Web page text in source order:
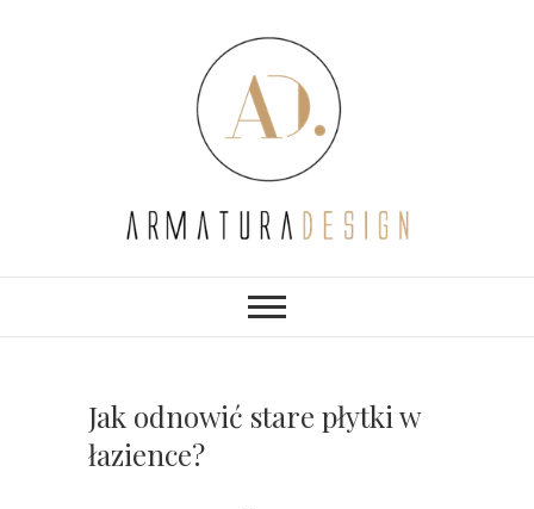
Jak odnowić stare płytki w
łazience?